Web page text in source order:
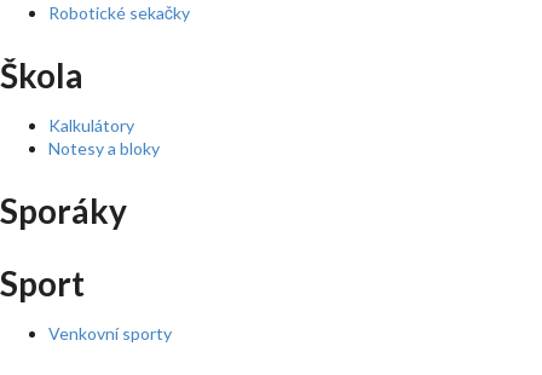
Robotické sekačky
Škola
Kalkulátory
Notesy a bloky
Sporáky
Sport
Venkovní sporty